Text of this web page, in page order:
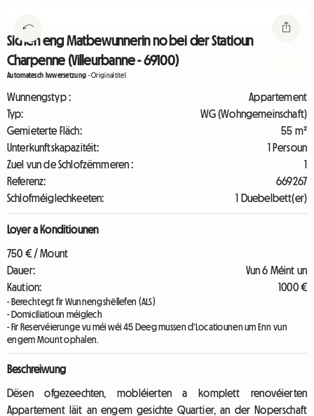
Sichen eng Matbewunnerin no bei der Statioun
Charpenne (Villeurbanne - 69100)
Automatesch Iwwersetzung -Originaltitel
Wunnengstyp :
Appartement
Typ:
WG (Wohngemeinschaft)
Gemieterte Fläch:
55 m²
Unterkunftskapazitéit:
1 Persoun
Zuel vun de Schlofzëmmeren :
1
Referenz:
669267
Schlofméiglechkeeten:
1 Duebelbett(er)
Loyer a Konditiounen
750 € / Mount
Dauer:
Vun 6 Méint un
Kaution:
1000 €
- Berechtegt fir Wunnengshëllefen (ALS)
- Domiciliatioun méiglech
- Fir Reservéierunge vu méi wéi 45 Deeg mussen d'Locatiounen um Enn vun
engem Mount ophalen.
Beschreiwung
Dësen ofgezeechten, mobléierten a komplett renovéierten
Appartement läit an engem gesichte Quartier, an der Noperschaft